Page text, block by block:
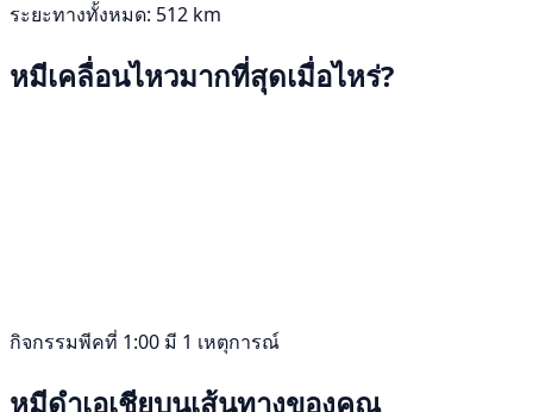
ระยะทางทั้งหมด: 512 km
หมีเคลื่อนไหวมากที่สุดเมื่อไหร่?
กิจกรรมพีคที่ 1:00 มี 1 เหตุการณ์
หมีดำเอเชียบนเส้นทางของคุณ